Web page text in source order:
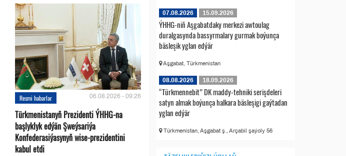
Resmi habarlar 06.08.2026 - 09:26
Türkmenistanyň Prezidenti ÝHHG-na
başlyklyk edýän Şweýsariýa
Konfederasiýasynyň wise-prezidentini
kabul etdi
07.08.2026 15.09.2026
ÝHHG-niň Aşgabatdaky merkezi awtoulag
duralgasynda bassyrmalary gurmak boýunça
bäsleşik yglan edýär
Aşgabat, Türkmenistan
08.08.2026 18.09.2026
“Türkmennebit” DK maddy-tehniki serişdeleri
satyn almak boýunça halkara bäsleşigi gaýtadan
yglan edýär
Türkmenistan, Aşgabat ş., Arçabil şaýoly 56